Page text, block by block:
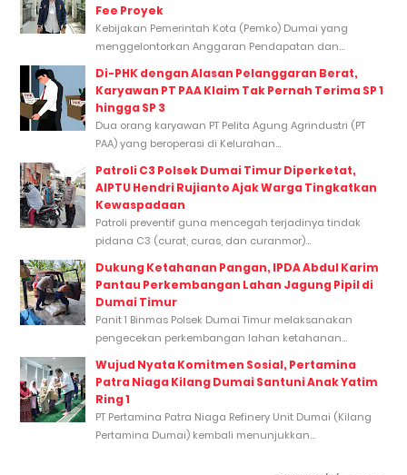
Fee Proyek
Kebijakan Pemerintah Kota (Pemko) Dumai yang
menggelontorkan Anggaran Pendapatan dan...
Di-PHK dengan Alasan Pelanggaran Berat,
Karyawan PT PAA Klaim Tak Pernah Terima SP 1
hingga SP 3
Dua orang karyawan PT Pelita Agung Agrindustri (PT
PAA) yang beroperasi di Kelurahan...
Patroli C3 Polsek Dumai Timur Diperketat,
AIPTU Hendri Rujianto Ajak Warga Tingkatkan
Kewaspadaan
Patroli preventif guna mencegah terjadinya tindak
pidana C3 (curat, curas, dan curanmor)...
Dukung Ketahanan Pangan, IPDA Abdul Karim
Pantau Perkembangan Lahan Jagung Pipil di
Dumai Timur
Panit 1 Binmas Polsek Dumai Timur melaksanakan
pengecekan perkembangan lahan ketahanan...
Wujud Nyata Komitmen Sosial, Pertamina
Patra Niaga Kilang Dumai Santuni Anak Yatim
Ring 1
PT Pertamina Patra Niaga Refinery Unit Dumai (Kilang
Pertamina Dumai) kembali menunjukkan...